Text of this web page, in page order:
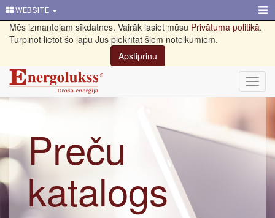
WEBSITE
Mēs izmantojam sīkdatnes. Vairāk lasiet mūsu Privātuma politikā.
Turpinot lietot šo lapu Jūs piekrītat šiem noteikumiem.
Apstiprinu
Preču
katalogs